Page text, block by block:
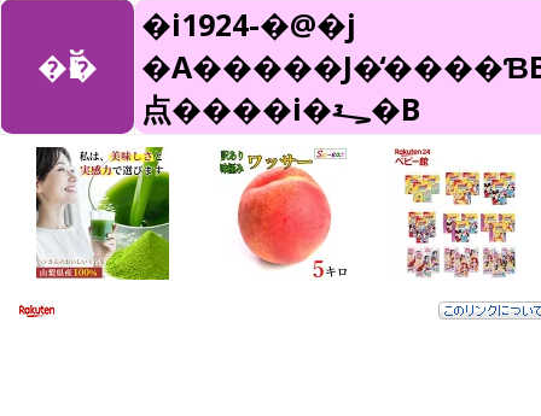
�Ӗ�
�i1924-�@�j
点����i�𐧍�B